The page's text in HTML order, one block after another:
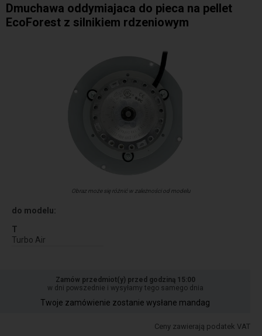
Dmuchawa oddymiajaca do pieca na pellet
EcoForest z silnikiem rdzeniowym
Obraz może się różnić w zależności od modelu
do modelu:
T
Turbo Air
Zamów przedmiot(y) przed godziną 15:00
w dni powszednie i wysyłamy tego samego dnia
Twoje zamówienie zostanie wysłane mandag
Ceny zawierają podatek VAT